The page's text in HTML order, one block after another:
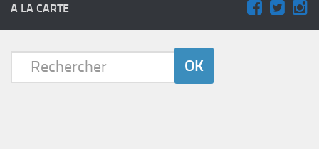
A LA CARTE